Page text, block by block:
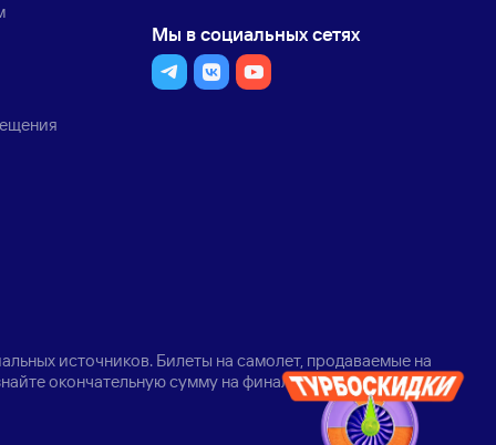
Мы в социальных сетях
источников. Билеты на самолет, продаваемые на
окончательную сумму на финальном шаге